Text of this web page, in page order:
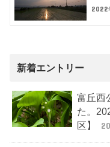
2022
新着エントリー
富丘西
た。
区】